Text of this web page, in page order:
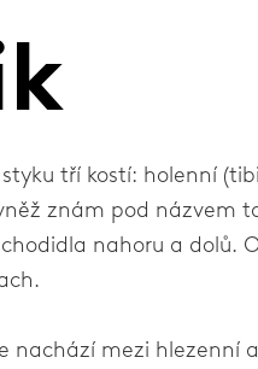
tří kostí: holenní
znám pod názvem
nahoru a dolů.
nachází mezi hlezenní